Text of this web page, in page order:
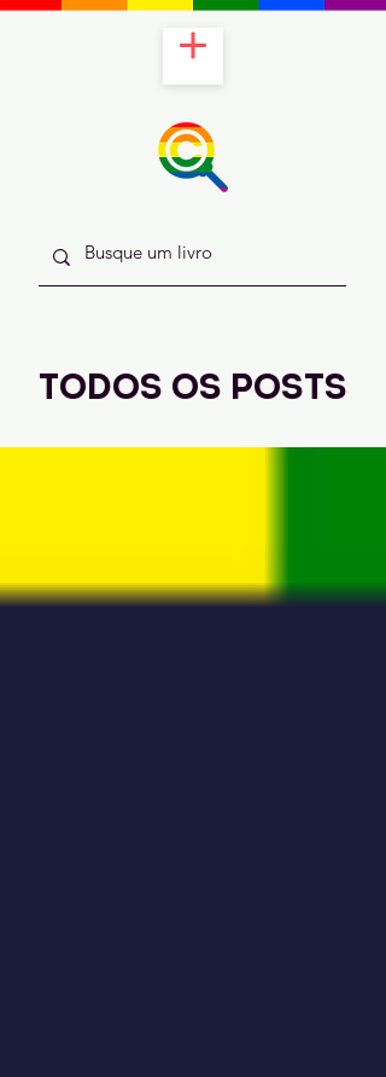
todos os posts